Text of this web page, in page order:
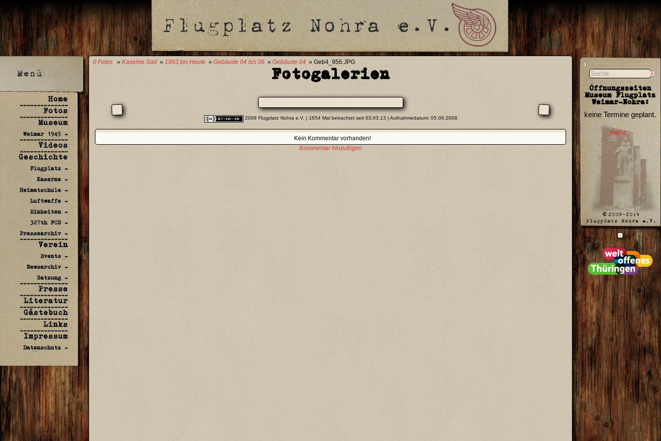
Home
--------------
Fotos
--------------
Museum
Weimar 1945 -
--------------
Videos
--------------
Geschichte
Flugplatz -
Kaserne -
Heimatschule -
Luftwaffe -
Einheiten -
327th FCS -
Pressearchiv -
--------------
Verein
Events -
Newsarchiv -
Satzung -
--------------
Presse
--------------
Literatur
--------------
Gästebuch
--------------
Links
--------------
Impressum
Datenschutz -
Öffnungszeiten
Museum Flugplatz
Weimar-Nohra:
keine Termine geplant.
mehr...
0 Fotos » Kaserne Süd » 1993 bis Heute » Gebäude 04 bis 06 » Gebäude 04 » Geb4_956.JPG
Fotogalerien
2008 Flugplatz Nohra e.V. | 1654 Mal betrachtet seit 03.03.13 | Aufnahmedatum: 05.06.2008
Kein Kommentar vorhanden!
Kommentar hinzufügen